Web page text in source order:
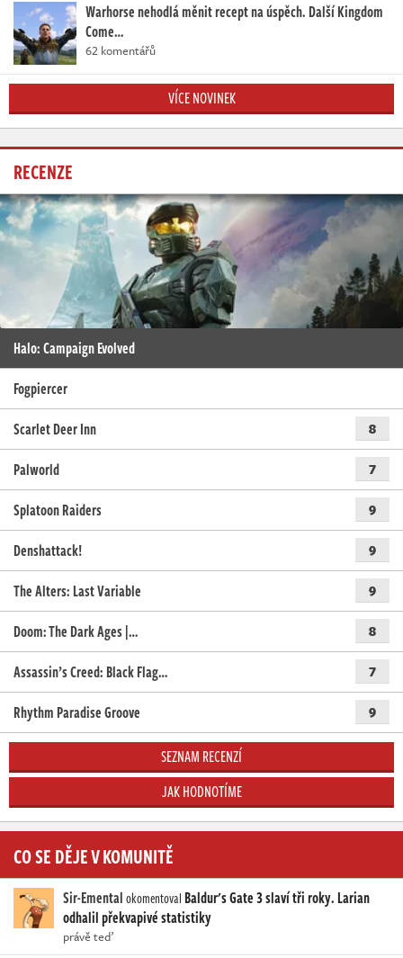
Warhorse nehodlá měnit recept na úspěch. Další Kingdom
Come…
62 komentářů
VÍCE NOVINEK
RECENZE
Halo: Campaign Evolved
Fogpiercer
Scarlet Deer Inn
8
Palworld 7
Splatoon Raiders 9
Denshattack! 9
The Alters: Last Variable 9
Doom: The Dark Ages |… 8
Assassin’s Creed: Black Flag… 7
Rhythm Paradise Groove 9
SEZNAM RECENZÍ
JAK HODNOTÍME
CO SE DĚJE V KOMUNITĚ
Sir-Ementalokomentoval Baldur's Gate 3 slaví tři roky. Larian
odhalil překvapivé statistiky
právě teď